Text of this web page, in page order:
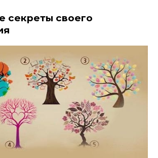
секреты своего